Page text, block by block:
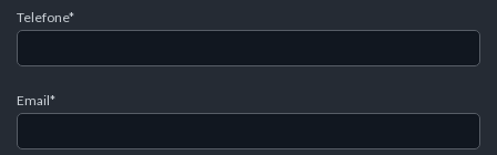
Telefone*
Email*